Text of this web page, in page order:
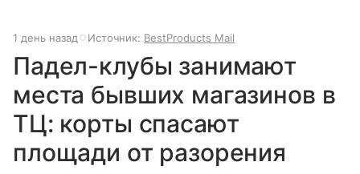
1 день назад Источник: BestProducts Mail
Падел-клубы занимают
места бывших магазинов в
ТЦ: корты спасают
площади от разорения